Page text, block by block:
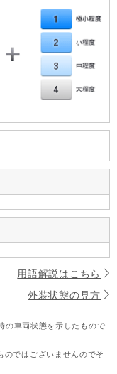
用語解説はこちら
外装状態の見方
の車両状態を示したもので
のではございませんのでそ